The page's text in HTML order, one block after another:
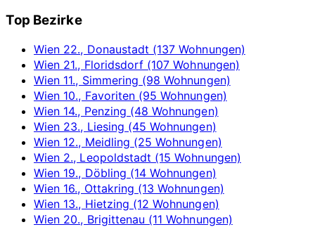
Top Bezirke
Wien 22., Donaustadt (137 Wohnungen)
Wien 21., Floridsdorf (107 Wohnungen)
Wien 11., Simmering (98 Wohnungen)
Wien 10., Favoriten (95 Wohnungen)
Wien 14., Penzing (48 Wohnungen)
Wien 23., Liesing (45 Wohnungen)
Wien 12., Meidling (25 Wohnungen)
Wien 2., Leopoldstadt (15 Wohnungen)
Wien 19., Döbling (14 Wohnungen)
Wien 16., Ottakring (13 Wohnungen)
Wien 13., Hietzing (12 Wohnungen)
Wien 20., Brigittenau (11 Wohnungen)